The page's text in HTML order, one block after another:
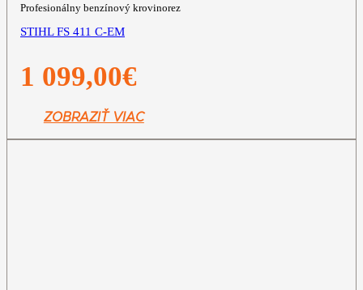
Profesionálny benzínový krovinorez
STIHL FS 411 C-EM
1 099,00€
ZOBRAZIŤ VIAC